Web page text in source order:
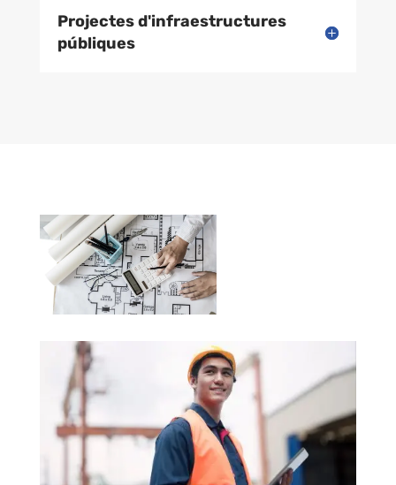
Projectes d'infraestructures
públiques